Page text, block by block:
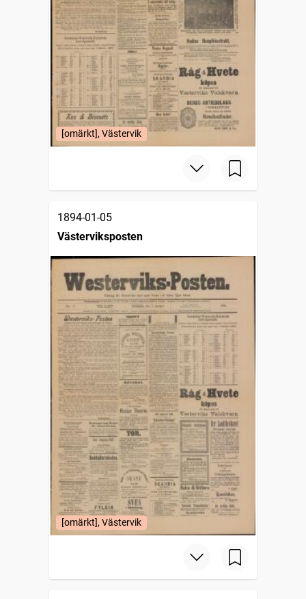
[omärkt], Västervik
1894-01-05
Västerviksposten
[omärkt], Västervik